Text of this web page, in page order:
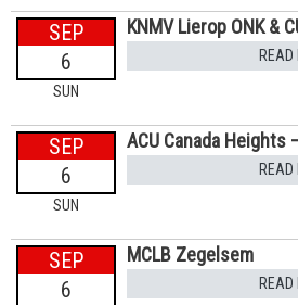
SEP
6
SUN
KNMV Lierop ONK &
READ
SEP
6
SUN
ACU Canada Heights
READ
SEP
6
MCLB Zegelsem
READ